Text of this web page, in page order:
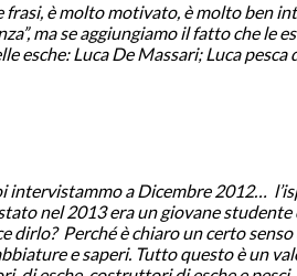
è molto motivato, è molto ben
ma se aggiungiamo il fatto che
Luca De Massari; Luca
intervistammo a Dicembre 2012…
nel 2013 era un giovane studente
Perché è chiaro un certo
e saperi. Tutto questo è un